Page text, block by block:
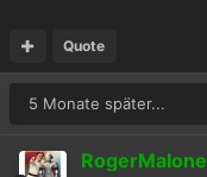
Quote
5 Monate später...
RogerMalone